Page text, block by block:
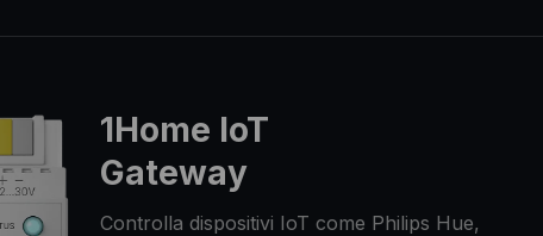
1Home IoT
Gateway
Controlla dispositivi IoT come Philips Hue,